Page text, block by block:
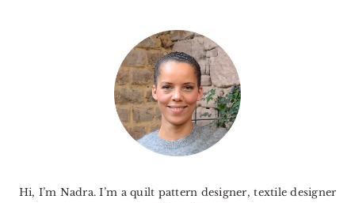
Hi, I’m Nadra. I’m a quilt pattern designer, textile designer